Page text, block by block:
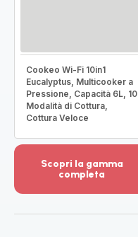
Cookeo Wi-Fi 10in1
Eucalyptus, Multicooker a
Pressione, Capacità 6L, 10
Modalità di Cottura,
Cottura Veloce
Scopri la gamma
completa
dettagli